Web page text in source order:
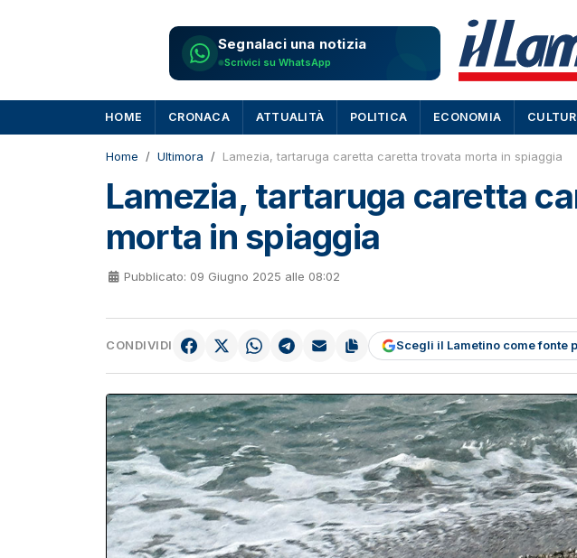
Segnalaci una notizia
Scrivici su WhatsApp
HOME CRONACA ATTUALITÀ POLITICA ECONOMIA
Home Ultimora Lamezia, tartaruga caretta caretta trovata morta in spiaggia
Lamezia, tartaruga caretta
morta in spiaggia
Pubblicato: 09 Giugno 2025 alle 08:02
CONDIVIDI Scegli il Lametino come fonte